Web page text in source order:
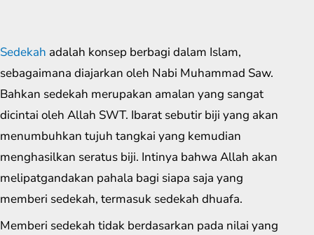
Sedekah adalah konsep berbagi dalam Islam,
sebagaimana diajarkan oleh Nabi Muhammad Saw.
Bahkan sedekah merupakan amalan yang sangat
dicintai oleh Allah SWT. Ibarat sebutir biji yang akan
menumbuhkan tujuh tangkai yang kemudian
menghasilkan seratus biji. Intinya bahwa Allah akan
melipatgandakan pahala bagi siapa saja yang
memberi sedekah, termasuk sedekah dhuafa.
Memberi sedekah tidak berdasarkan pada nilai yang